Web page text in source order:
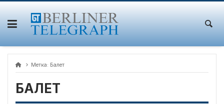
Skip
content
Метка: Балет
БАЛЕТ